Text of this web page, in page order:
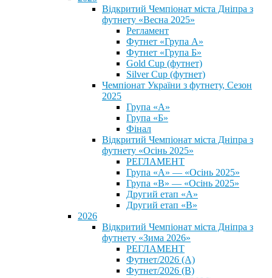
Відкритий Чемпіонат міста Дніпра з
футнету «Весна 2025»
Регламент
Футнет «Група А»
Футнет «Група Б»
Gold Cup (футнет)
Silver Cup (футнет)
Чемпіонат України з футнету, Сезон
2025
Група «А»
Група «Б»
Фінал
Відкритий Чемпіонат міста Дніпра з
футнету «Осінь 2025»
РЕГЛАМЕНТ
Група «А» — «Осінь 2025»
Група «В» — «Осінь 2025»
Другий етап «А»
Другий етап «В»
2026
Відкритий Чемпіонат міста Дніпра з
футнету «Зима 2026»
РЕГЛАМЕНТ
Футнет/2026 (А)
Футнет/2026 (В)